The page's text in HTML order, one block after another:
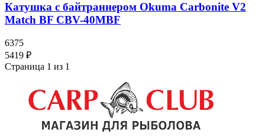
Катушка с байтраннером Okuma Carbonite V2
Match BF CBV-40MBF
6375
5419 ₽
Страница 1 из 1